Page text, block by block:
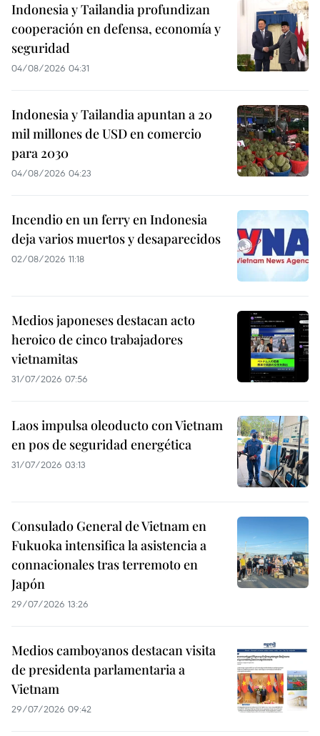
Indonesia y Tailandia profundizan
cooperación en defensa, economía y
seguridad
04/08/2026 04:31
Indonesia y Tailandia apuntan a 20
mil millones de USD en comercio
para 2030
04/08/2026 04:23
Incendio en un ferry en Indonesia
deja varios muertos y desaparecidos
02/08/2026 11:18
Medios japoneses destacan acto
heroico de cinco trabajadores
vietnamitas
31/07/2026 07:56
Laos impulsa oleoducto con Vietnam
en pos de seguridad energética
31/07/2026 03:13
Consulado General de Vietnam en
Fukuoka intensifica la asistencia a
connacionales tras terremoto en
Japón
29/07/2026 13:26
Medios camboyanos destacan visita
de presidenta parlamentaria a
Vietnam
29/07/2026 09:42